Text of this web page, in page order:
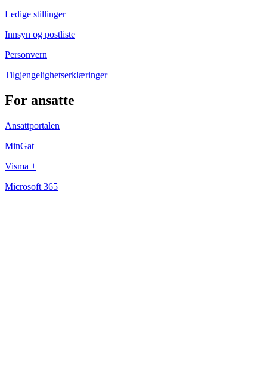
Ledige stillinger
Innsyn og postliste
Personvern
Tilgjengelighetserklæringer
For ansatte
Ansattportalen
MinGat
Visma +
Microsoft 365